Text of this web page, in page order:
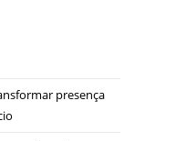
presença